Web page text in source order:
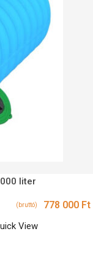
liter
778 000 Ft
(bruttó)
View